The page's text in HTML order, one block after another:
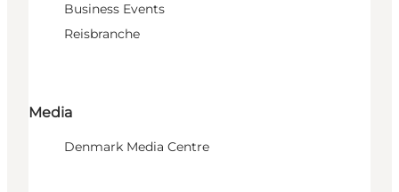
Business Events
Reisbranche
Media
Denmark Media Centre